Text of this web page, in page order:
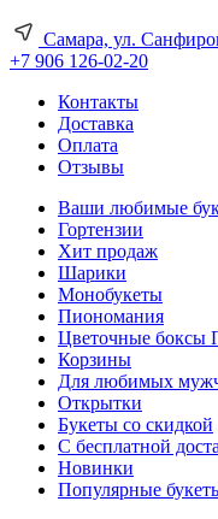
Самара, ул.
+7 906 126-02-20
Контакты
Доставка
Оплата
Отзывы
Ваши любимые
Гортензии
Хит продаж
Шарики
Монобукеты
Пиономания
Цветочные боксы
Корзины
Для любимых
Открытки
Букеты со скидкой
С бесплатной
Новинки
Популярные